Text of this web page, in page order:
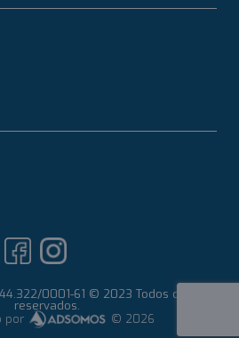
0001-61 © 2023 Todos os direitos
reservados.
por
© 2026